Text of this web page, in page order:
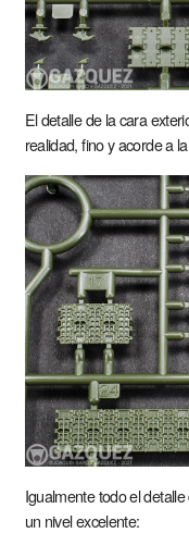
El detalle de la cara
realidad, fino y acorde a
Igualmente todo el
un nivel excelente: